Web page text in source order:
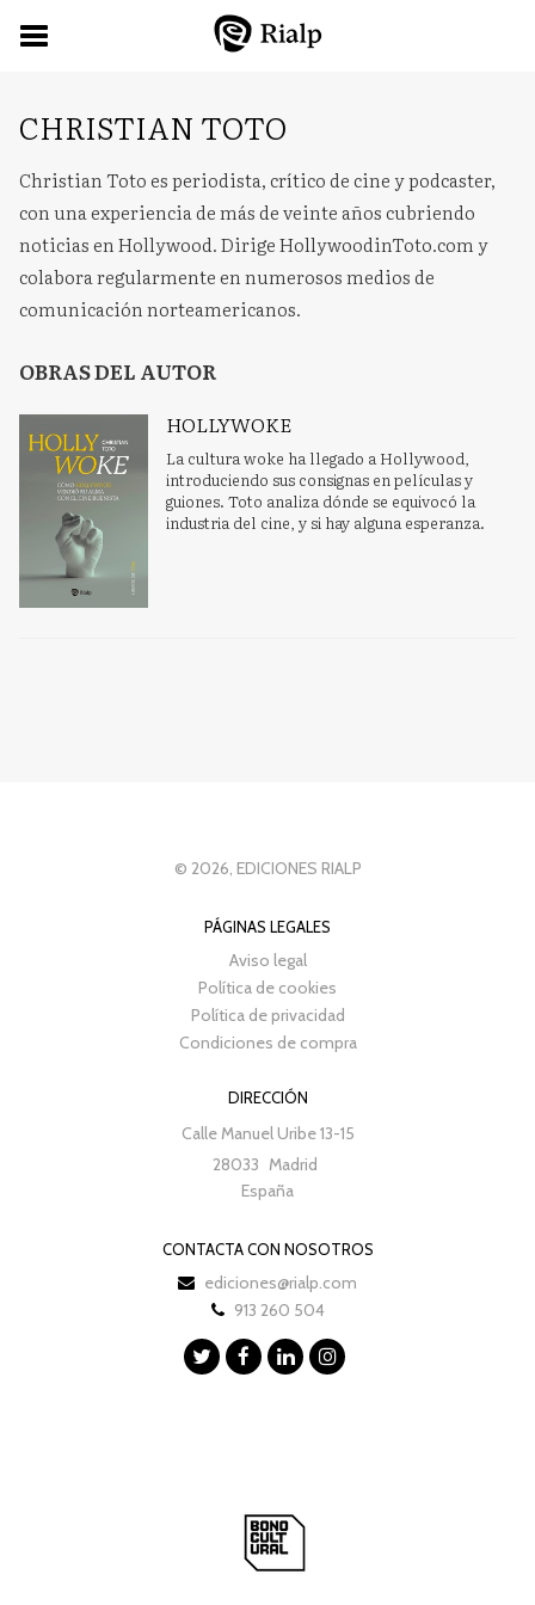
CHRISTIAN TOTO
Christian Toto es periodista, crítico de cine y podcaster,
con una experiencia de más de veinte años cubriendo
noticias en Hollywood. Dirige HollywoodinToto.com y
colabora regularmente en numerosos medios de
comunicación norteamericanos.
OBRAS DEL AUTOR
HOLLYWOKE
La cultura woke ha llegado a Hollywood,
introduciendo sus consignas en películas y
guiones. Toto analiza dónde se equivocó la
industria del cine, y si hay alguna esperanza.
© 2026, EDICIONES RIALP
PÁGINAS LEGALES
Aviso legal
Política de cookies
Política de privacidad
Condiciones de compra
DIRECCIÓN
Calle Manuel Uribe 13-15
28033 Madrid
España
CONTACTA CON NOSOTROS
ediciones@rialp.com
913 260 504